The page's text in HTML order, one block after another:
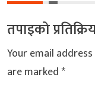
तपाइको
Your email
are marked*